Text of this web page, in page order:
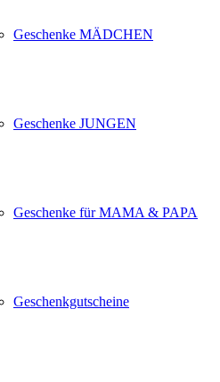
Geschenke MÄDCHEN
Geschenke JUNGEN
Geschenke für MAMA & PAPA
Geschenkgutscheine